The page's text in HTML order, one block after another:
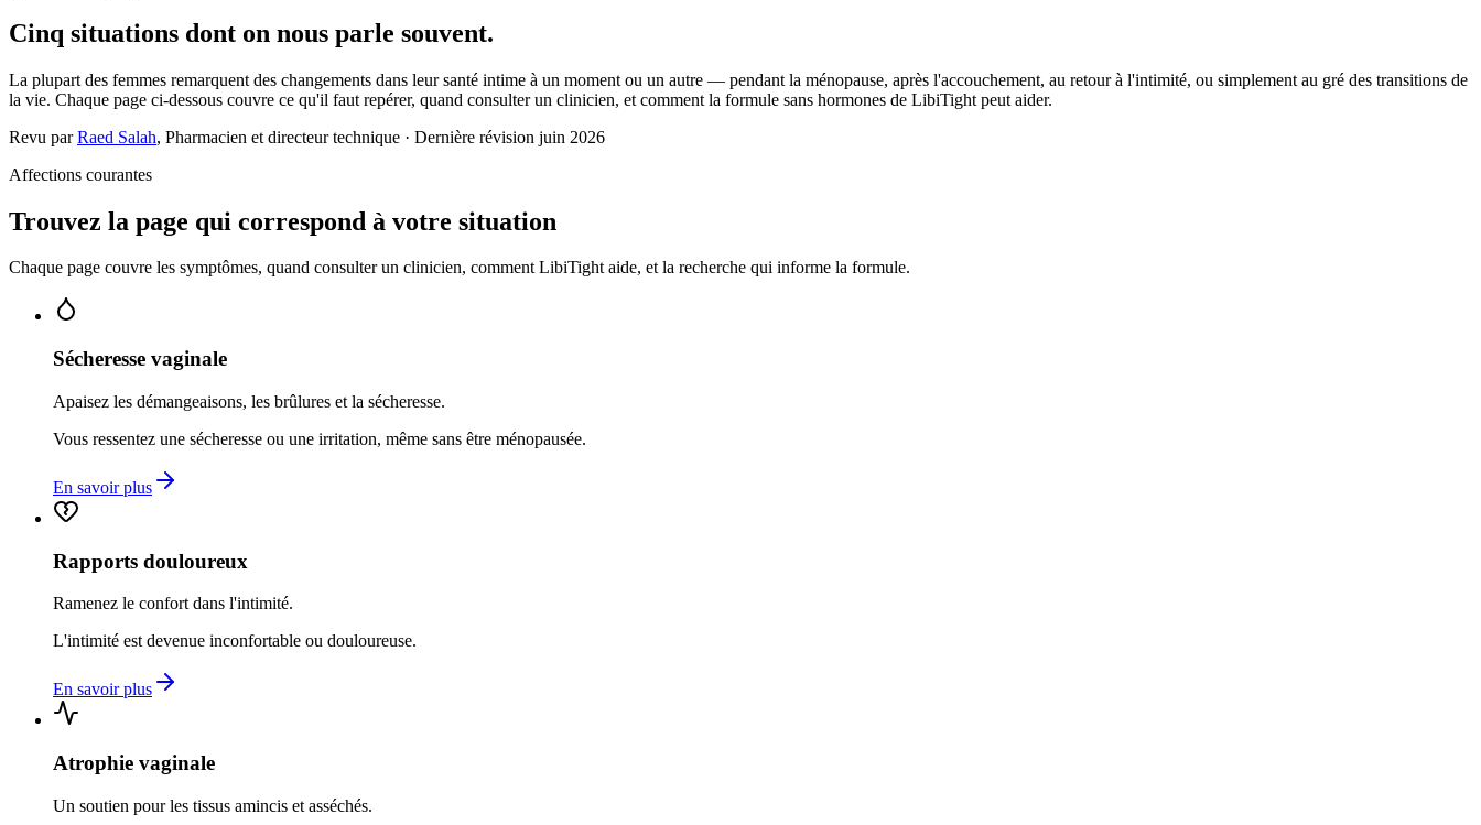
Cinq situations dont on nous parle souvent.
La plupart des femmes remarquent des changements dans leur santé intime à un moment ou un autre — pendant la ménopause, après l'accouchement, au retour à l'intimité, ou simplement au gré des transitions de
la vie. Chaque page ci-dessous couvre ce qu'il faut repérer, quand consulter un clinicien, et comment la formule sans hormones de LibiTight peut aider.
Revu par Raed Salah, Pharmacien et directeur technique · Dernière révision juin 2026
Affections courantes
Trouvez la page qui correspond à votre situation
Chaque page couvre les symptômes, quand consulter un clinicien, comment LibiTight aide, et la recherche qui informe la formule.
Sécheresse vaginale
Apaisez les démangeaisons, les brûlures et la sécheresse.
Vous ressentez une sécheresse ou une irritation, même sans être ménopausée.
En savoir plus
Rapports douloureux
Ramenez le confort dans l'intimité.
L'intimité est devenue inconfortable ou douloureuse.
En savoir plus
Atrophie vaginale
Un soutien pour les tissus amincis et asséchés.